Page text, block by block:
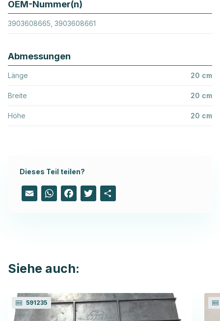
OEM-Nummer(n)
3903608665, 3903608661
Abmessungen
Länge 20 cm
Breite 20 cm
Höhe 20 cm
Dieses Teil teilen?
Email WhatsAppFacebook
Twitter
Siehe auch:
591235